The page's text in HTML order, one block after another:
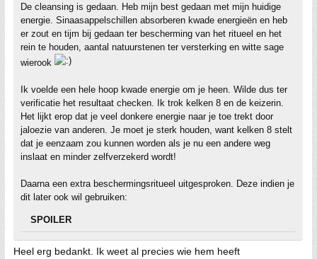
De cleansing is gedaan. Heb mijn best gedaan met mijn huidige
energie. Sinaasappelschillen absorberen kwade energieën en heb
er zout en tijm bij gedaan ter bescherming van het ritueel en het
rein te houden, aantal natuurstenen ter versterking en witte sage
wierook
Ik voelde een hele hoop kwade energie om je heen. Wilde dus ter
verificatie het resultaat checken. Ik trok kelken 8 en de keizerin.
Het lijkt erop dat je veel donkere energie naar je toe trekt door
jaloezie van anderen. Je moet je sterk houden, want kelken 8 stelt
dat je eenzaam zou kunnen worden als je nu een andere weg
inslaat en minder zelfverzekerd wordt!
Daarna een extra beschermingsritueel uitgesproken. Deze indien je
dit later ook wil gebruiken:
SPOILER
Heel erg bedankt. Ik weet al precies wie hem heeft